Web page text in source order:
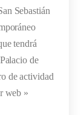
Sebastián
tendrá
de
de actividad
web »